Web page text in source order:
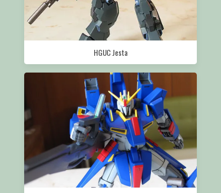
HGUC Jesta